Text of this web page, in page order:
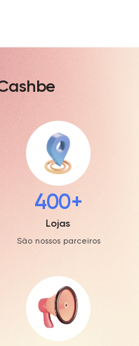
400+
Lojas
São nossos parceiros